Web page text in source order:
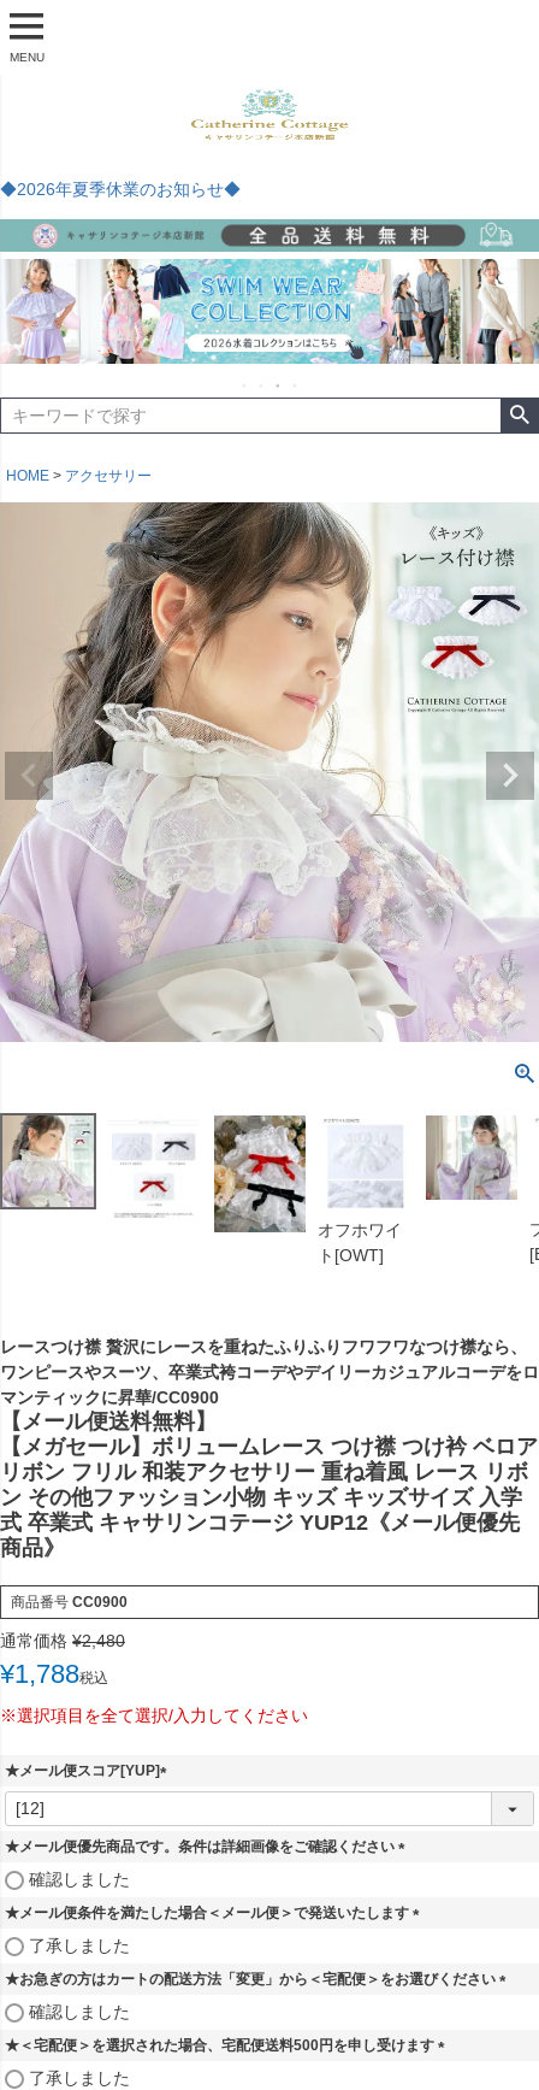
MENU
◆2026年夏季休業のお知らせ◆
HOME アクセサリー
オフホワイ
ト[OWT]
レースつけ襟 贅沢にレースを重ねたふりふりフワフワなつけ襟なら、
ワンピースやスーツ、卒業式袴コーデやデイリーカジュアルコーデをロ
マンティックに昇華/CC0900
【メール便送料無料】
【メガセール】ボリュームレース つけ襟 つけ衿 ベロア
リボン フリル 和装アクセサリー 重ね着風 レース リボ
ン その他ファッション小物 キッズ キッズサイズ 入学
式 卒業式 キャサリンコテージ YUP12《メール便優先
商品》
商品番号 CC0900
通常価格 ¥2,480
¥1,788税込
※選択項目を全て選択/入力してください
★メール便スコア[YUP]
(
須
★メール便優先商品です。条件は詳細画像をご確認ください
須
確認しました
★メール便条件を満たした場合＜メール便＞で発送いたします
須
了承しました
★お急ぎの方はカートの配送方法「変更」から＜宅配便＞をお選びください
確認しました
★＜宅配便＞を選択された場合、宅配便送料500円を申し受けます
了承しました